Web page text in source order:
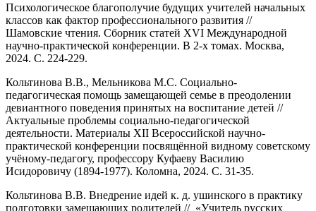
Психологическое благополучие будущих учителей начальных
классов как фактор профессионального развития //
Шамовские чтения. Сборник статей XVI Международной
научно-практической конференции. В 2-х томах. Москва,
2024. С. 224-229.
Кольтинова В.В., Мельникова М.С. Социально-
педагогическая помощь замещающей семье в преодолении
девиантного поведения принятых на воспитание детей //
Актуальные проблемы социально-педагогической
деятельности. Материалы XII Всероссийской научно-
практической конференции посвящённой видному советскому
учёному-педагогу, профессору Куфаеву Василию
Исидоровичу (1894-1977). Коломна, 2024. С. 31-35.
Кольтинова В.В. Внедрение идей к. д. ушинского в практику
подготовки замещающих родителей // «Учитель русских